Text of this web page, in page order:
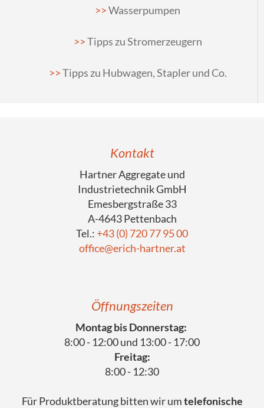
Wasserpumpen
Tipps zu Stromerzeugern
Tipps zu Hubwagen, Stapler und Co.
Kontakt
Hartner Aggregate und
Industrietechnik GmbH
Emesbergstraße 33
A-4643 Pettenbach
Tel.: +43 (0) 720 77 95 00
office@erich-hartner.at
Öffnungszeiten
Montag bis Donnerstag:
8:00 - 12:00 und 13:00 - 17:00
Freitag:
8:00 - 12:30
Für Produktberatung bitten wir umtelefonische